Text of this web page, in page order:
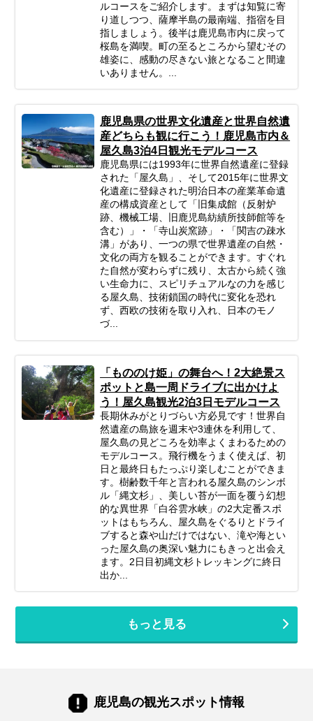
ルコースをご紹介します。まずは知覧に寄
り道しつつ、薩摩半島の最南端、指宿を目
指しましょう。後半は鹿児島市内に戻って
桜島を満喫。町の至るところから望むその
雄姿に、感動の尽きない旅となること間違
いありません。...
鹿児島県の世界文化遺産と世界自然遺
産どちらも観に行こう！鹿児島市内＆
屋久島3泊4日観光モデルコース
鹿児島県には1993年に世界自然遺産に登録
された「屋久島」、そして2015年に世界文
化遺産に登録された明治日本の産業革命遺
産の構成資産として「旧集成館（反射炉
跡、機械工場、旧鹿児島紡績所技師館等を
含む）」・「寺山炭窯跡」・「関吉の疎水
溝」があり、一つの県で世界遺産の自然・
文化の両方を観ることができます。すぐれ
た自然が変わらずに残り、太古から続く強
い生命力に、スピリチュアルなの力を感じ
る屋久島、技術鎖国の時代に変化を恐れ
ず、西欧の技術を取り入れ、日本のモノ
づ...
「もののけ姫」の舞台へ！2大絶景ス
ポットと島一周ドライブに出かけよ
う！屋久島観光2泊3日モデルコース
長期休みがとりづらい方必見です！世界自
然遺産の島旅を週末や3連休を利用して、
屋久島の見どころを効率よくまわるための
モデルコース。飛行機をうまく使えば、初
日と最終日もたっぷり楽しむことができま
す。樹齢数千年と言われる屋久島のシンボ
ル「縄文杉」、美しい苔が一面を覆う幻想
的な異世界「白谷雲水峡」の2大定番スポ
ットはもちろん、屋久島をぐるりとドライ
ブすると森や山だけではない、滝や海とい
った屋久島の奥深い魅力にもきっと出会え
ます。2日目初縄文杉トレッキングに終日
出か...
もっと見る
鹿児島の観光スポット情報